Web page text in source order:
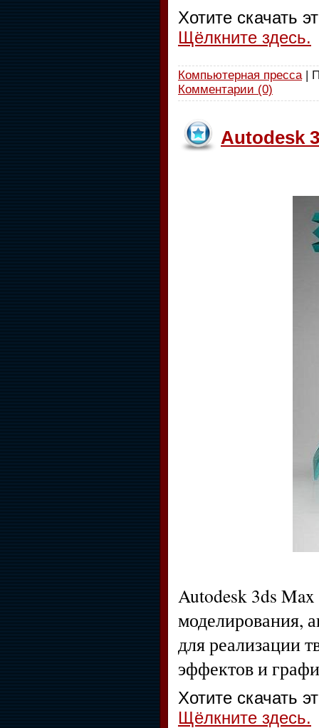
Хотите скачать
Щёлкните здесь.
Компьютерная пресса |
Комментарии (0)
Autodesk
Autodesk 3ds
моделирования,
для реализации
эффектов и
Хотите скачать
Щёлкните здесь.